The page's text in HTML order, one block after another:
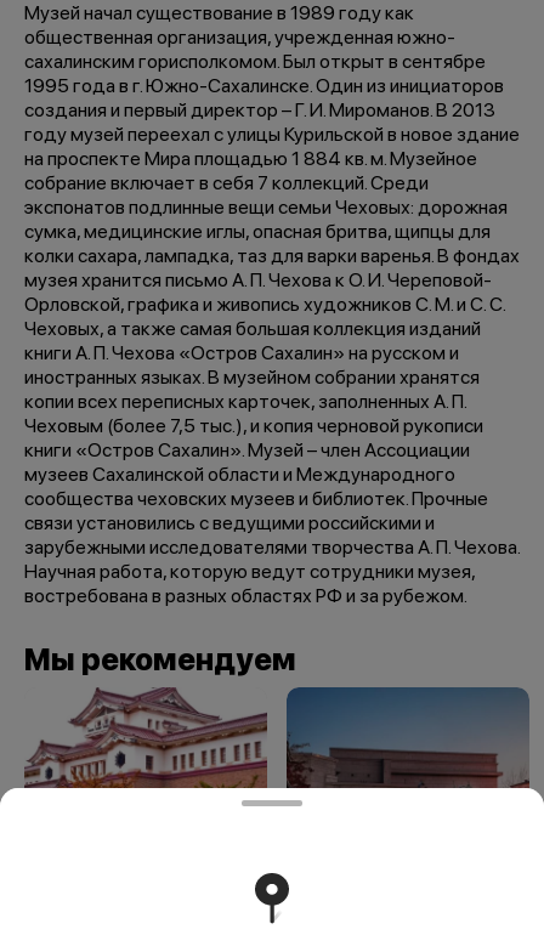
Музей начал существование в 1989 году как
общественная организация, учрежденная южно-
сахалинским горисполкомом. Был открыт в сентябре
1995 года в г. Южно-Сахалинске. Один из инициаторов
создания и первый директор – Г. И. Мироманов. В 2013
году музей переехал с улицы Курильской в новое здание
на проспекте Мира площадью 1 884 кв. м. Музейное
собрание включает в себя 7 коллекций. Среди
экспонатов подлинные вещи семьи Чеховых: дорожная
сумка, медицинские иглы, опасная бритва, щипцы для
колки сахара, лампадка, таз для варки варенья. В фондах
музея хранится письмо А. П. Чехова к О. И. Череповой-
Орловской, графика и живопись художников С. М. и С. С.
Чеховых, а также самая большая коллекция изданий
книги А. П. Чехова «Остров Сахалин» на русском и
иностранных языках. В музейном собрании хранятся
копии всех переписных карточек, заполненных А. П.
Чеховым (более 7,5 тыс.), и копия черновой рукописи
книги «Остров Сахалин». Музей – член Ассоциации
музеев Сахалинской области и Международного
сообщества чеховских музеев и библиотек. Прочные
связи установились с ведущими российскими и
зарубежными исследователями творчества А. П. Чехова.
Научная работа, которую ведут сотрудники музея,
востребована в разных областях РФ и за рубежом.
Мы рекомендуем